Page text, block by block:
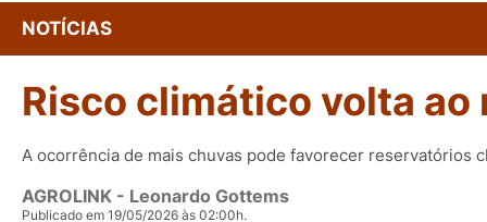
Conversor Colunistas Eventos
Fotos
e
Vídeos
NOTÍCIAS
Risco climático volta ao
A ocorrência de mais chuvas pode favorecer reservatórios
AGROLINK - Leonardo Gottems
Publicado em 19/05/2026 às 02:00h.